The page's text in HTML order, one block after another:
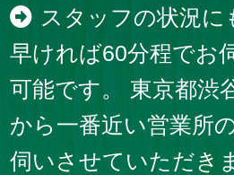
スタッフの状況に
早ければ60分程でお
可能です。 東京都渋
から一番近い営業所
伺いさせていただき